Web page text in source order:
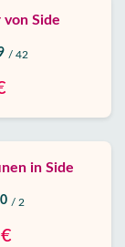
Side
/ 42
in Side
/ 2